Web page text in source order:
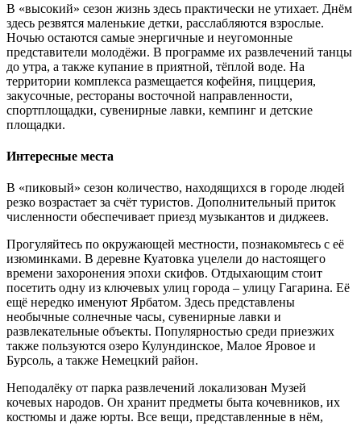
В «высокий» сезон жизнь здесь практически не утихает. Днём
здесь резвятся маленькие детки, расслабляются взрослые.
Ночью остаются самые энергичные и неугомонные
представители молодёжи. В программе их развлечений танцы
до утра, а также купание в приятной, тёплой воде. На
территории комплекса размещается кофейня, пиццерия,
закусочные, рестораны восточной направленности,
спортплощадки, сувенирные лавки, кемпинг и детские
площадки.
Интересные места
В «пиковый» сезон количество, находящихся в городе людей
резко возрастает за счёт туристов. Дополнительный приток
численности обеспечивает приезд музыкантов и диджеев.
Прогуляйтесь по окружающей местности, познакомьтесь с её
изюминками. В деревне Куатовка уцелели до настоящего
времени захоронения эпохи скифов. Отдыхающим стоит
посетить одну из ключевых улиц города – улицу Гагарина. Её
ещё нередко именуют Ярбатом. Здесь представлены
необычные солнечные часы, сувенирные лавки и
развлекательные объекты. Популярностью среди приезжих
также пользуются озеро Кулундинское, Малое Яровое и
Бурсоль, а также Немецкий район.
Неподалёку от парка развлечений локализован Музей
кочевых народов. Он хранит предметы быта кочевников, их
костюмы и даже юрты. Все вещи, представленные в нём,